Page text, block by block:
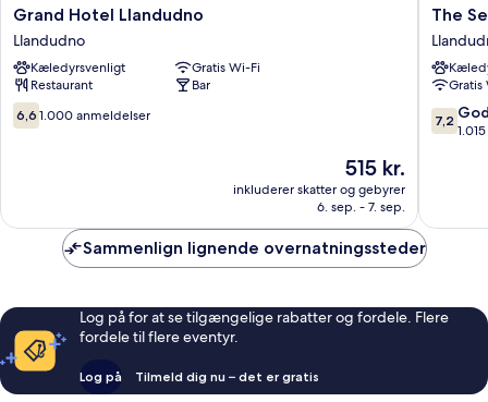
Grand
Hotel
Llandudno
Llandudno
Grand Hotel Llandudno
Llandudno
Kæledyrsvenligt
Gratis Wi-Fi
Restaurant
Bar
6.6
ud
6,6 1.000 anmeldelser
Prisen
515 kr.
515 kr.
inkluderer skatter og gebyrer
6. sep. - 7. sep.
The
Seafront
Hotel
by
The
Gratis
7.2
ud
7,2
Sammenlign lignende overnatningssteder
Log på for at se tilgængelige rabatter og fordele. Flere
fordele til flere eventyr.
Log på Tilmeld dig nu – det er gratis